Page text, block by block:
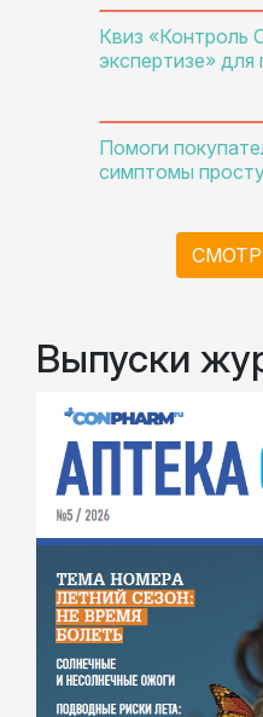
Квиз «Контроль
экспертизе» для
Помоги
симптомы
Выпуски